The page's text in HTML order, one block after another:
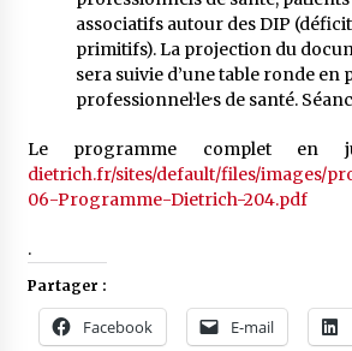
associatifs autour des DIP
primitifs). La projection du
sera suivie d’une table ronde en
professionnel·le·s de santé.
Le programme complet
dietrich.fr/sites/default/files/images/
06-Programme-Dietrich-204.pdf
.
Partager :
Facebook E-mail